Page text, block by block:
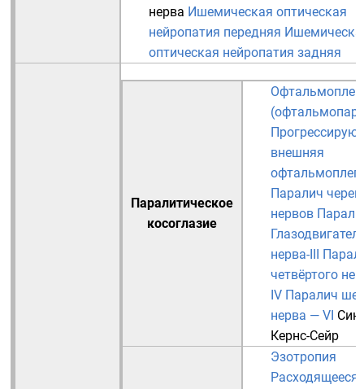
нерва Ишемическая оптическая
нейропатия передняя
оптическая нейропатия задняя
Паралитическое
косоглазие
внешняя
Паралич
нервов
нерва-III
четвёртого
IV Паралич
нерва — VI
Кернс-Сейр
Эзотропия
Расходящееся